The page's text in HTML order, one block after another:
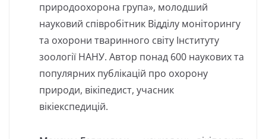
природоохорона група», молодший
науковий співробітник Відділу моніторингу
та охорони тваринного світу Інституту
зоології НАНУ. Автор понад 600 наукових та
популярних публікацій про охорону
природи, вікіпедист, учасник
вікіекспедицій.